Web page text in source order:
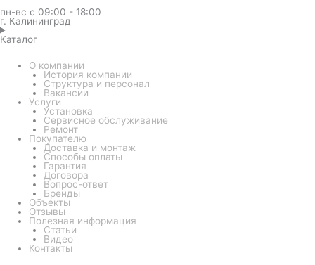
пн-вс с 09:00 - 18:00
г. Калининград
Каталог
О компании
История компании
Структура и персонал
Вакансии
Услуги
Установка
Сервисное обслуживание
Ремонт
Покупателю
Доставка и монтаж
Способы оплаты
Гарантия
Договора
Вопрос-ответ
Бренды
Объекты
Отзывы
Полезная информация
Статьи
Видео
Контакты